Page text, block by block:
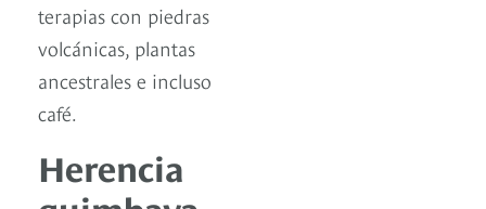
terapias con piedras
volcánicas, plantas
ancestrales e incluso
café.
Herencia